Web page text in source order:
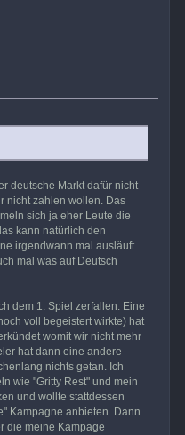
deutsche Markt dafür nicht
nicht zahlen wollen. Das
sich ja eher Leute die
kann natürlich den
irgendwann mal ausläuft
mal was auf Deutsch
dem 1. Spiel zerfallen. Eine
voll begeistert wirkte) hat
womit wir nicht mehr
hat dann eine andere
nichts getan. Ich
wie "Gritty Rest" und mein
und wollte stattdessen
Kampagne anbieten. Dann
die meine Kampage